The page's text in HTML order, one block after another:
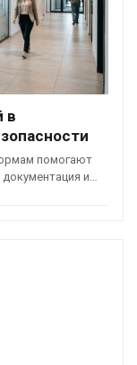
в
помогают
и…